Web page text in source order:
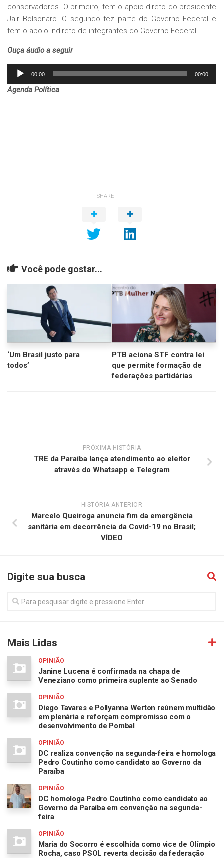
conservadores. O primeiro, tem o apoio direto do presidente
Jair Bolsonaro. O segundo fez parte do Governo Federal e
tem o apoio indireto de integrantes do Governo Federal.
Ouça áudio a seguir
Tocador
áudio
00:00 00:00
Agenda Política
SHARE
Você pode gostar...
‘Um Brasil justo para
todos’
PTB aciona STF contra lei
que permite formação de
federações partidárias
PRÓXIMA HISTÓRIA
TRE da Paraíba lança atendimento ao eleitor
através do Whatsapp e Telegram
HISTÓRIA ANTERIOR
Marcelo Queiroga anuncia fim da emergência
sanitária em decorrência da Covid-19 no Brasil;
VÍDEO
Digite sua busca
Mais Lidas
OPINIÃO
Janine Lucena é confirmada na chapa de
Veneziano como primeira suplente ao Senado
OPINIÃO
Diego Tavares e Pollyanna Werton reúnem multidão
em plenária e reforçam compromisso com o
desenvolvimento de Pombal
OPINIÃO
DC realiza convenção na segunda-feira e homologa
Pedro Coutinho como candidato ao Governo da
Paraíba
OPINIÃO
DC homologa Pedro Coutinho como candidato ao
Governo da Paraíba em convenção na segunda-
feira
OPINIÃO
Maria do Socorro é escolhida como vice de Olímpio
Rocha, caso PSOL reverta decisão da federação